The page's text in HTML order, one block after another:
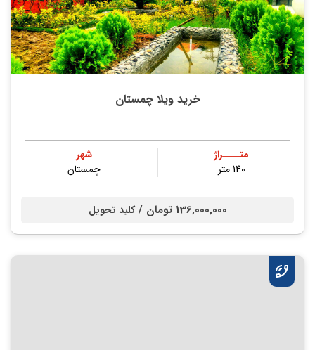
خرید ویلا چمستان
متــــراژ
140 متر
شهر
چمستان
136,000,000 تومان / کلید تحویل